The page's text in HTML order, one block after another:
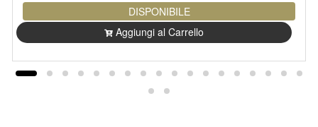
DISPONIBILE
Aggiungi al Carrello